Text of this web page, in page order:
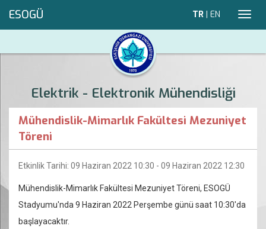
ESOGÜ TR | EN
Elektrik - Elektronik Mühendisliği
Mühendislik-Mimarlık Fakültesi Mezuniyet
Töreni
Etkinlik Tarihi: 09 Haziran 2022 10:30 - 09 Haziran 2022 12:30
Mühendislik-Mimarlık Fakültesi Mezuniyet Töreni, ESOGÜ
Stadyumu'nda 9 Haziran 2022 Perşembe günü saat 10:30'da
başlayacaktır.